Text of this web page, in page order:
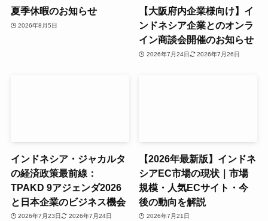
夏季休暇のお知らせ
2026年8月5日
【大阪府内企業様向け】イ
ンドネシア企業とのオンラ
イン商談会開催のお知らせ
2026年7月24日 2026年7月26日
インドネシア・ジャカルタ
の経済政策最前線：
TPAKD 9アジェンダ2026
と日本企業のビジネス機会
2026年7月23日 2026年7月24日
【2026年最新版】インドネ
シアEC市場の現状｜市場
規模・人気ECサイト・今
後の動向を解説
2026年7月21日